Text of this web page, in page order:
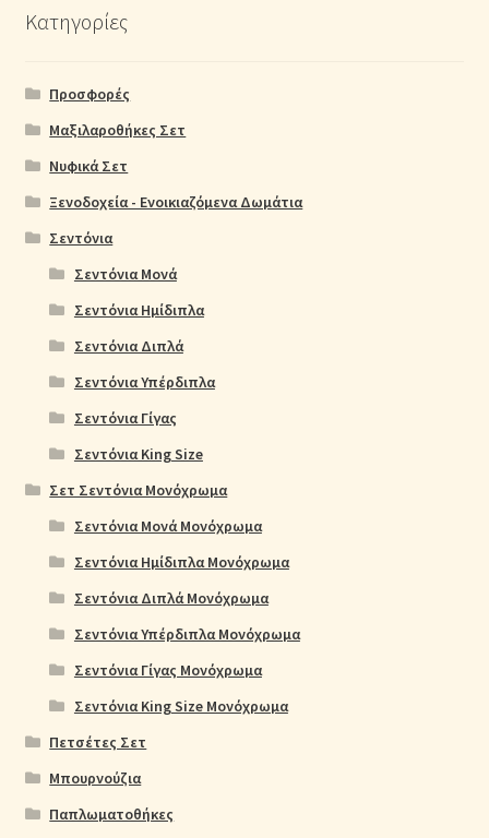
Κατηγορίες
Προσφορές
Μαξιλαροθήκες Σετ
Νυφικά Σετ
Ξενοδοχεία - Ενοικιαζόμενα Δωμάτια
Σεντόνια
Σεντόνια Μονά
Σεντόνια Ημίδιπλα
Σεντόνια Διπλά
Σεντόνια Υπέρδιπλα
Σεντόνια Γίγας
Σεντόνια King Size
Σετ Σεντόνια Μονόχρωμα
Σεντόνια Μονά Μονόχρωμα
Σεντόνια Ημίδιπλα Μονόχρωμα
Σεντόνια Διπλά Μονόχρωμα
Σεντόνια Υπέρδιπλα Μονόχρωμα
Σεντόνια Γίγας Μονόχρωμα
Σεντόνια King Size Μονόχρωμα
Πετσέτες Σετ
Μπουρνούζια
Παπλωματοθήκες